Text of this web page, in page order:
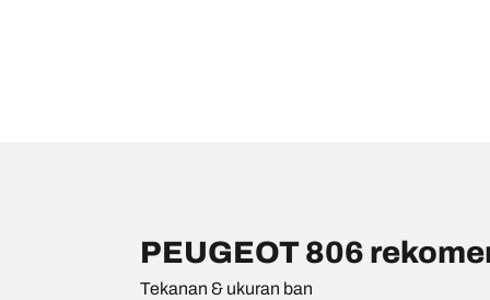
PEUGEOT 806
Tekanan & ukuran ban